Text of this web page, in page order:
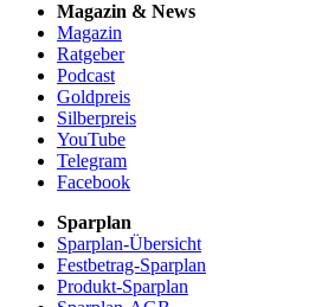
Magazin & News
Magazin
Ratgeber
Podcast
Goldpreis
Silberpreis
YouTube
Telegram
Facebook
Sparplan
Sparplan-Übersicht
Festbetrag-Sparplan
Produkt-Sparplan